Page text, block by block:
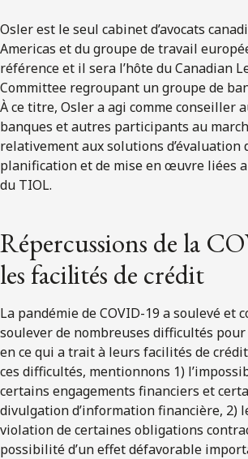
Osler est le seul cabinet d’avocats
Americas et du groupe de travail
référence et il sera l’hôte du Canadian
Committee regroupant un groupe de
À ce titre, Osler a agi comme conseiller
banques et autres participants au
relativement aux solutions d’évaluation
planification et de mise en œuvre liées
du TIOL.
Répercussions de la
les facilités de crédit
La pandémie de COVID-19 a soulevé et
soulever de nombreuses difficultés
en ce qui a trait à leurs facilités de
ces difficultés, mentionnons 1)
certains engagements financiers et
divulgation d’information financière, 2)
violation de certaines obligations
possibilité d’un effet défavorable